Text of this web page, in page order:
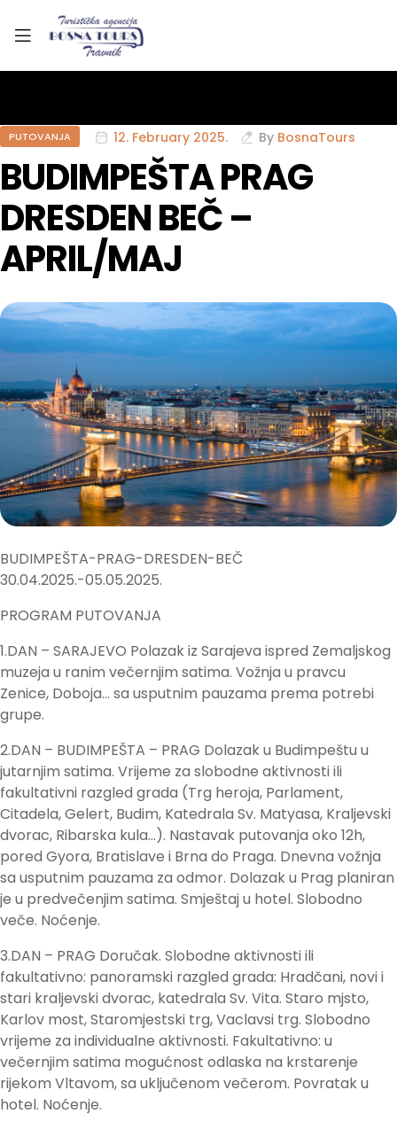
PUTOVANJA 12. February 2025. By BosnaTours
BUDIMPEŠTA PRAG
DRESDEN BEČ –
APRIL/MAJ
BUDIMPEŠTA-PRAG-DRESDEN-BEČ
30.04.2025.-05.05.2025.
PROGRAM PUTOVANJA
1.DAN – SARAJEVO Polazak iz Sarajeva ispred Zemaljskog
muzeja u ranim večernjim satima. Vožnja u pravcu
Zenice, Doboja… sa usputnim pauzama prema potrebi
grupe.
2.DAN – BUDIMPEŠTA – PRAG Dolazak u Budimpeštu u
jutarnjim satima. Vrijeme za slobodne aktivnosti ili
fakultativni razgled grada (Trg heroja, Parlament,
Citadela, Gelert, Budim, Katedrala Sv. Matyasa, Kraljevski
dvorac, Ribarska kula…). Nastavak putovanja oko 12h,
pored Gyora, Bratislave i Brna do Praga. Dnevna vožnja
sa usputnim pauzama za odmor. Dolazak u Prag planiran
je u predvečenjim satima. Smještaj u hotel. Slobodno
veče. Noćenje.
3.DAN – PRAG Doručak. Slobodne aktivnosti ili
fakultativno: panoramski razgled grada: Hradčani, novi i
stari kraljevski dvorac, katedrala Sv. Vita. Staro mjsto,
Karlov most, Staromjestski trg, Vaclavsi trg. Slobodno
vrijeme za individualne aktivnosti. Fakultativno: u
večernjim satima mogućnost odlaska na krstarenje
rijekom Vltavom, sa uključenom večerom. Povratak u
hotel. Noćenje.